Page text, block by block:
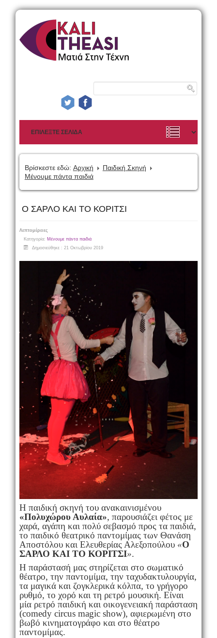
Βρίσκεστε εδώ: Αρχική
Παιδική Σκηνή
Μένουμε πάντα παιδιά
Ο ΣΑΡΛΟ ΚΑΙ ΤΟ ΚΟΡΙΤΣΙ
Λεπτομέρειες
Κατηγορία: Μένουμε πάντα παιδιά
Δημοσιεύθηκε : 21 Οκτωβρίου 2019
Η παιδική σκηνή του ανακαινισμένου
«Πολυχώρου Αυλαία», παρουσιάζει φέτος με
χαρά, αγάπη και πολύ σεβασμό προς τα παιδιά,
το παιδικό θεατρικό παντομίμας των Θανάση
Αποστόλου και Ελευθερίας Αλεξοπούλου «Ο
ΣΑΡΛΟ ΚΑΙ ΤΟ ΚΟΡΙΤΣΙ».
Η παράστασή μας στηρίζεται στο σωματικό
θέατρο, την παντομίμα, την ταχυδακτυλουργία,
τα μαγικά και ζογκλερικά κόλπα, το γρήγορο
ρυθμό, το χορό και τη ρετρό μουσική. Είναι
μία ρετρό παιδική και οικογενειακή παράσταση
(comedy circus magic show), αφιερωμένη στο
βωβό κινηματογράφο και στο θέατρο
παντομίμας.